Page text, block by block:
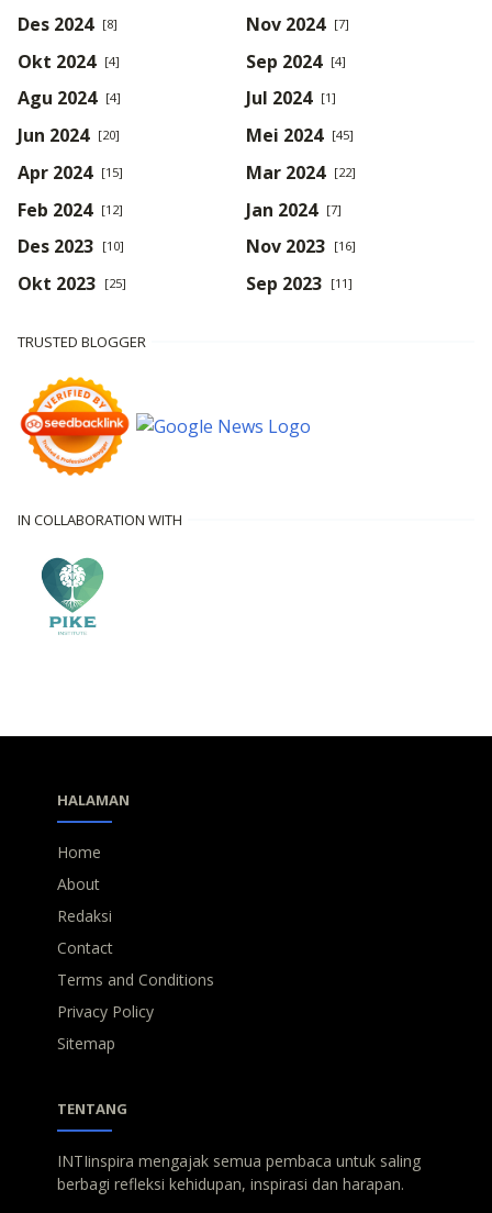
Des 2024 [8] Nov 2024 [7]
Okt 2024 [4] Sep 2024 [4]
Agu 2024 [4] Jul 2024 [1]
Jun 2024 [20] Mei 2024 [45]
Apr 2024 [15] Mar 2024 [22]
Feb 2024 [12] Jan 2024 [7]
Des 2023 [10] Nov 2023 [16]
Okt 2023 [25] Sep 2023 [11]
TRUSTED BLOGGER
IN COLLABORATION WITH
HALAMAN
Home
About
Redaksi
Contact
Terms and Conditions
Privacy Policy
Sitemap
TENTANG
INTIinspira mengajak semua pembaca untuk saling
berbagi refleksi kehidupan, inspirasi dan harapan.